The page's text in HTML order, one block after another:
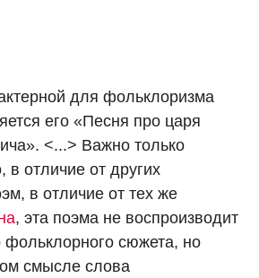
для фольклоризма
его «Песня про царя
<...> Важно только
в отличие от других
в отличие от тех же
, эта поэма не воспроизводит
фольклорного сюжета, но
смысле слова